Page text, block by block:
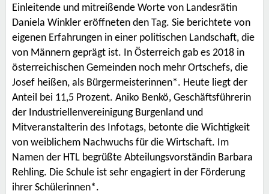
Einleitende und mitreißende Worte von Landesrätin
Daniela Winkler eröffneten den Tag. Sie berichtete von
eigenen Erfahrungen in einer politischen Landschaft, die
von Männern geprägt ist. In Österreich gab es 2018 in
österreichischen Gemeinden noch mehr Ortschefs, die
Josef heißen, als Bürgermeisterinnen*. Heute liegt der
Anteil bei 11,5 Prozent. Aniko Benkö, Geschäftsführerin
der Industriellenvereinigung Burgenland und
Mitveranstalterin des Infotags, betonte die Wichtigkeit
von weiblichem Nachwuchs für die Wirtschaft. Im
Namen der HTL begrüßte Abteilungsvorständin Barbara
Rehling. Die Schule ist sehr engagiert in der Förderung
ihrer Schülerinnen*.